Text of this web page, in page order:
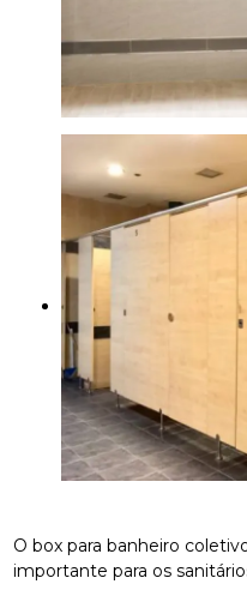
O box para banheiro
importante para os